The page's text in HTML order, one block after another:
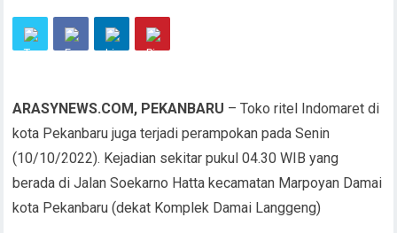
ARASYNEWS.COM, PEKANBARU – Toko ritel Indomaret di
kota Pekanbaru juga terjadi perampokan pada Senin
(10/10/2022). Kejadian sekitar pukul 04.30 WIB yang
berada di Jalan Soekarno Hatta kecamatan Marpoyan Damai
kota Pekanbaru (dekat Komplek Damai Langgeng)